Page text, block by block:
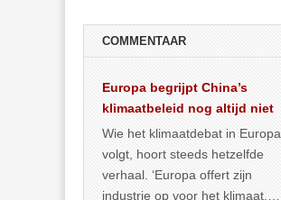
COMMENTAAR
Europa begrijpt China’s
klimaatbeleid nog altijd niet
Wie het klimaatdebat in Europa
volgt, hoort steeds hetzelfde
verhaal. ‘Europa offert zijn
industrie op voor het klimaat,